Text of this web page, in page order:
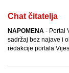
Chat čitatelja
NAPOMENA - Portal
sadržaj bez najave i
redakcije portala